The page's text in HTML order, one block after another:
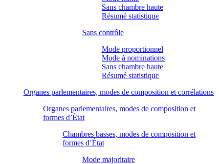
Sans chambre haute
Résumé statistique
Sans contrôle
Mode proportionnel
Mode à nominations
Sans chambre haute
Résumé statistique
Organes parlementaires, modes de composition et corrélations
Organes parlementaires, modes de composition et
formes d’État
Chambres basses, modes de composition et
formes d’État
Mode majoritaire